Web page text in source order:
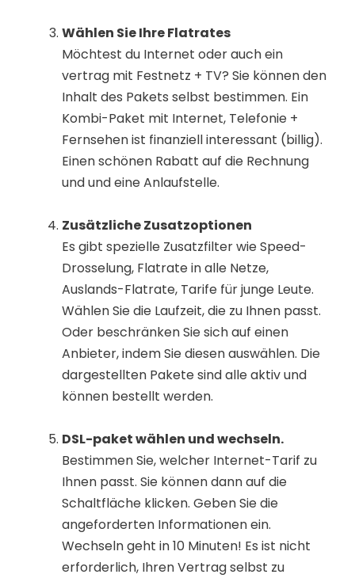
Wählen Sie Ihre Flatrates
Möchtest du Internet oder auch ein
vertrag mit Festnetz + TV? Sie können den
Inhalt des Pakets selbst bestimmen. Ein
Kombi-Paket mit Internet, Telefonie +
Fernsehen ist finanziell interessant (billig).
Einen schönen Rabatt auf die Rechnung
und und eine Anlaufstelle.
Zusätzliche Zusatzoptionen
Es gibt spezielle Zusatzfilter wie Speed-
Drosselung, Flatrate in alle Netze,
Auslands-Flatrate, Tarife für junge Leute.
Wählen Sie die Laufzeit, die zu Ihnen passt.
Oder beschränken Sie sich auf einen
Anbieter, indem Sie diesen auswählen. Die
dargestellten Pakete sind alle aktiv und
können bestellt werden.
DSL-paket wählen und wechseln.
Bestimmen Sie, welcher Internet-Tarif zu
Ihnen passt. Sie können dann auf die
Schaltfläche klicken. Geben Sie die
angeforderten Informationen ein.
Wechseln geht in 10 Minuten! Es ist nicht
erforderlich, Ihren Vertrag selbst zu